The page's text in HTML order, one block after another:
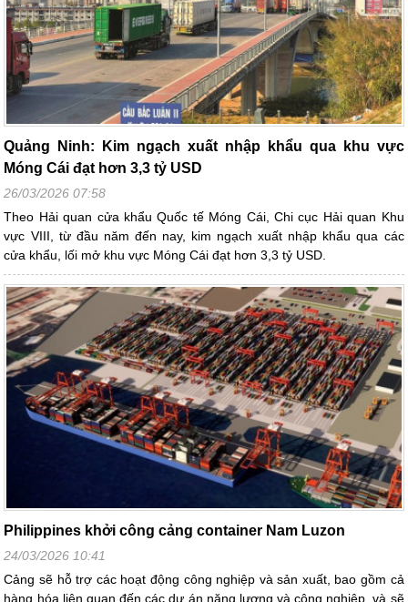
Quảng Ninh: Kim ngạch xuất nhập khẩu qua khu vực
Móng Cái đạt hơn 3,3 tỷ USD
26/03/2026 07:58
Theo Hải quan cửa khẩu Quốc tế Móng Cái, Chi cục Hải quan Khu
vực VIII, từ đầu năm đến nay, kim ngạch xuất nhập khẩu qua các
cửa khẩu, lối mở khu vực Móng Cái đạt hơn 3,3 tỷ USD.
Philippines khởi công cảng container Nam Luzon
24/03/2026 10:41
Cảng sẽ hỗ trợ các hoạt động công nghiệp và sản xuất, bao gồm cả
hàng hóa liên quan đến các dự án năng lượng và công nghiệp, và sẽ